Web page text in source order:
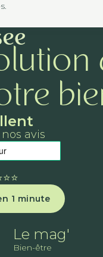
avis
1 minute
Le mag'
Bien-être